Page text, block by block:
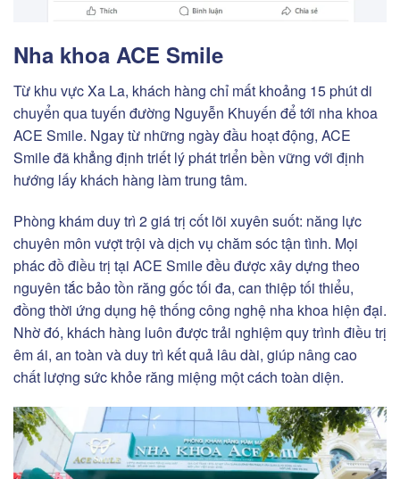
Nha khoa ACE Smile
Từ khu vực Xa La, khách hàng chỉ mất khoảng 15 phút di
chuyển qua tuyến đường Nguyễn Khuyến để tới nha khoa
ACE Smile. Ngay từ những ngày đầu hoạt động, ACE
Smile đã khẳng định triết lý phát triển bền vững với định
hướng lấy khách hàng làm trung tâm.
Phòng khám duy trì 2 giá trị cốt lõi xuyên suốt: năng lực
chuyên môn vượt trội và dịch vụ chăm sóc tận tình. Mọi
phác đồ điều trị tại ACE Smile đều được xây dựng theo
nguyên tắc bảo tồn răng gốc tối đa, can thiệp tối thiểu,
đồng thời ứng dụng hệ thống công nghệ nha khoa hiện đại.
Nhờ đó, khách hàng luôn được trải nghiệm quy trình điều trị
êm ái, an toàn và duy trì kết quả lâu dài, giúp nâng cao
chất lượng sức khỏe răng miệng một cách toàn diện.